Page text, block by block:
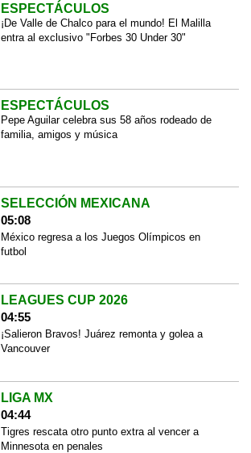
ESPECTÁCULOS
¡De Valle de Chalco para el mundo! El Malilla
entra al exclusivo "Forbes 30 Under 30"
ESPECTÁCULOS
Pepe Aguilar celebra sus 58 años rodeado de
familia, amigos y música
SELECCIÓN MEXICANA
05:08
México regresa a los Juegos Olímpicos en
futbol
LEAGUES CUP 2026
04:55
¡Salieron Bravos! Juárez remonta y golea a
Vancouver
LIGA MX
04:44
Tigres rescata otro punto extra al vencer a
Minnesota en penales